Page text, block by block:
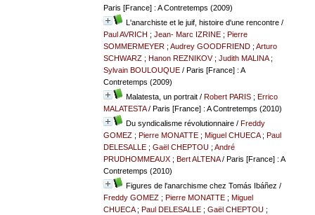
Paris [France] : A Contretemps (2009)
L'anarchiste et le juif, histoire d'une rencontre/
Paul AVRICH ; Jean- Marc IZRINE; Pierre
SOMMERMEYER; Audrey GOODFRIEND; Arturo
SCHWARZ; Hanon REZNIKOV; Judith MALINA;
Sylvain BOULOUQUE/ Paris [France] : A
Contretemps (2009)
Malatesta, un portrait/ Robert PARIS; Errico
MALATESTA/ Paris [France] : A Contretemps (2010)
Du syndicalisme révolutionnaire/ Freddy
GOMEZ; Pierre MONATTE; Miguel CHUECA; Paul
DELESALLE; Gaël CHEPTOU; André
PRUDHOMMEAUX; Bert ALTENA/ Paris [France] : A
Contretemps (2010)
Figures de l'anarchisme chez Tomás Ibáñez /
Freddy GOMEZ; Pierre MONATTE; Miguel
CHUECA; Paul DELESALLE; Gaël CHEPTOU;